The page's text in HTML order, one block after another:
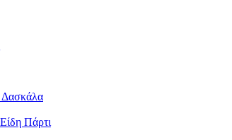
Δασκάλα
Πάρτι